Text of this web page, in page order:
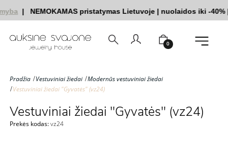
| NEMOKAMAS pristatymas Lietuvoje|nuolaidos iki -40%||
0
Pradžia Vestuviniai žiedai
Modernūs vestuviniai žiedai
Vestuviniai žiedai "Gyvatės" (vz24)
Vestuviniai žiedai "Gyvatės" (vz24)
Prekės kodas:vz24